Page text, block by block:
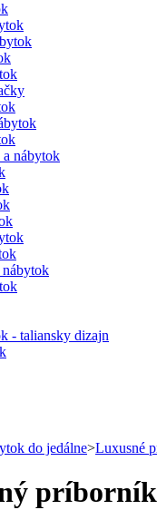
a nábytok
- taliansky dizajn
do jedálne>Luxusné